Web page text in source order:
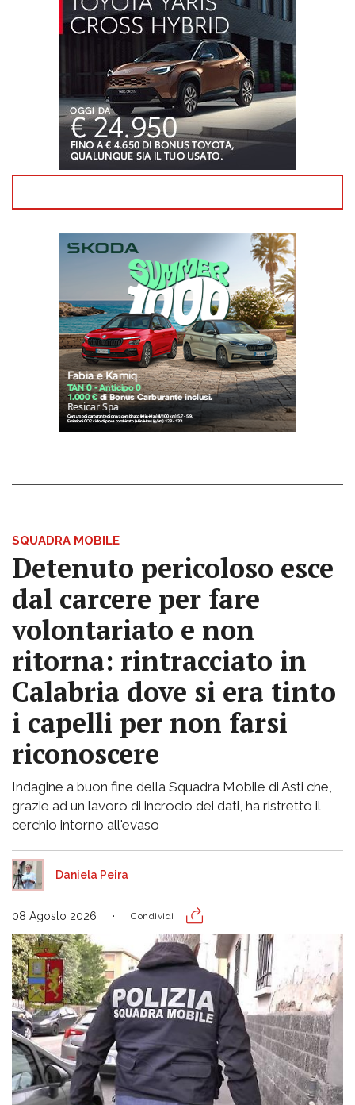
SQUADRA MOBILE
Detenuto pericoloso esce
dal carcere per fare
volontariato e non
ritorna: rintracciato in
Calabria dove si era tinto
i capelli per non farsi
riconoscere
Indagine a buon fine della Squadra Mobile di Asti che,
grazie ad un lavoro di incrocio dei dati, ha ristretto il
cerchio intorno all'evaso
Daniela Peira
08 Agosto 2026 Condividi